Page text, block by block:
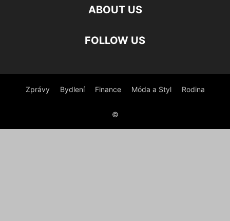
ABOUT US
FOLLOW US
Zprávy Bydlení Finance Móda a Styl Rodina
©